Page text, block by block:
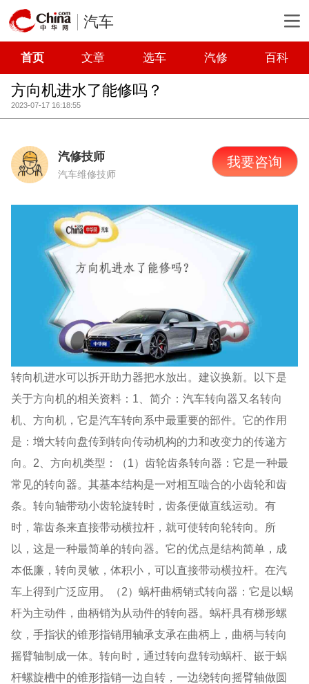
汽车
首页 文章 选车 汽修 百科
方向机进水了能修吗？
2023-07-17 16:18:55
汽修技师
汽车维修技师
我要咨询
转向机进水可以拆开助力器把水放出。建议换新。以下是
关于方向机的相关资料：1、简介：汽车转向器又名转向
机、方向机，它是汽车转向系中最重要的部件。它的作用
是：增大转向盘传到转向传动机构的力和改变力的传递方
向。2、方向机类型：（1）齿轮齿条转向器：它是一种最
常见的转向器。其基本结构是一对相互啮合的小齿轮和齿
条。转向轴带动小齿轮旋转时，齿条便做直线运动。有
时，靠齿条来直接带动横拉杆，就可使转向轮转向。所
以，这是一种最简单的转向器。它的优点是结构简单，成
本低廉，转向灵敏，体积小，可以直接带动横拉杆。在汽
车上得到广泛应用。（2）蜗杆曲柄销式转向器：它是以蜗
杆为主动件，曲柄销为从动件的转向器。蜗杆具有梯形螺
纹，手指状的锥形指销用轴承支承在曲柄上，曲柄与转向
摇臂轴制成一体。转向时，通过转向盘转动蜗杆、嵌于蜗
杆螺旋槽中的锥形指销一边自转，一边绕转向摇臂轴做圆